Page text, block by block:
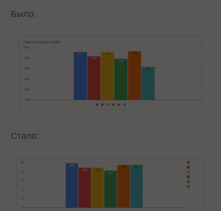
Было:
Стало: